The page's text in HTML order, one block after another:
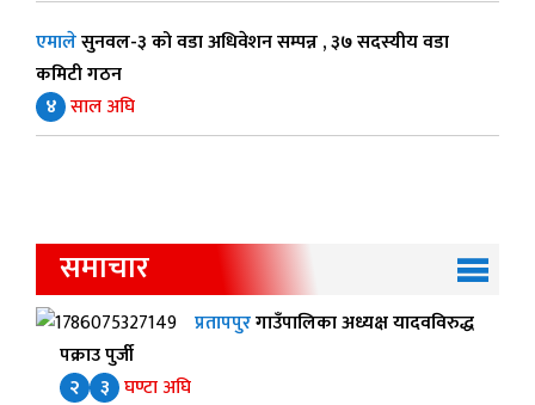
एमालेसुनवल-३ को वडा अधिवेशन सम्पन्न , ३७ सदस्यीय वडा
कमिटी गठन
४ साल अघि
समाचार
प्रतापपुरगाउँपालिका अध्यक्ष यादवविरुद्ध
पक्राउ पुर्जी
२
३ घण्टा अघि